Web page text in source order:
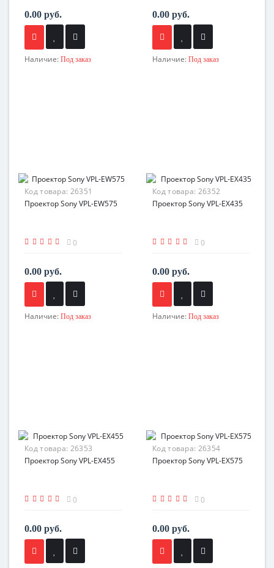
0.00 руб.
Наличие: Под заказ
0.00 руб.
Наличие: Под заказ
Код товара: 26351
Проектор Sony VPL-EW575
0
0.00 руб.
Наличие: Под заказ
Код товара: 26352
Проектор Sony VPL-EX435
0
0.00 руб.
Наличие: Под заказ
Код товара: 26353
Проектор Sony VPL-EX455
0
0.00 руб.
Код товара: 26354
Проектор Sony VPL-EX575
0
0.00 руб.